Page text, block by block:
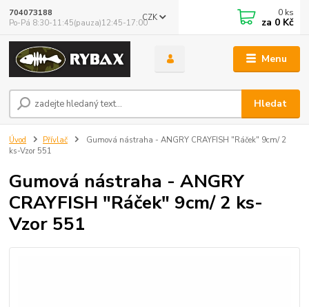
Menu
CZK
Hledat
704073188
Po-Pá 8:30-11:45(pauza)12:45-17:00
0 ks
za 0 Kč
Úvod Přívlač
Gumová nástraha - ANGRY CRAYFISH "Ráček" 9cm/ 2
ks-Vzor 551
Gumová nástraha - ANGRY
CRAYFISH "Ráček" 9cm/ 2 ks-
Vzor 551